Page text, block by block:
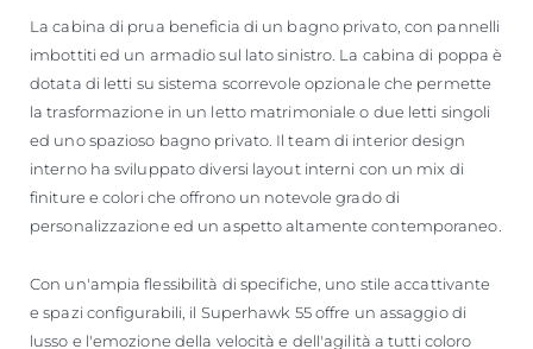
La cabina di prua beneficia di un bagno privato, con pannelli
imbottiti ed un armadio sul lato sinistro. La cabina di poppa è
dotata di letti su sistema scorrevole opzionale che permette
la trasformazione in un letto matrimoniale o due letti singoli
ed uno spazioso bagno privato. Il team di interior design
interno ha sviluppato diversi layout interni con un mix di
finiture e colori che offrono un notevole grado di
personalizzazione ed un aspetto altamente contemporaneo.
Con un'ampia flessibilità di specifiche, uno stile accattivante
e spazi configurabili, il Superhawk 55 offre un assaggio di
lusso e l'emozione della velocità e dell'agilità a tutti coloro